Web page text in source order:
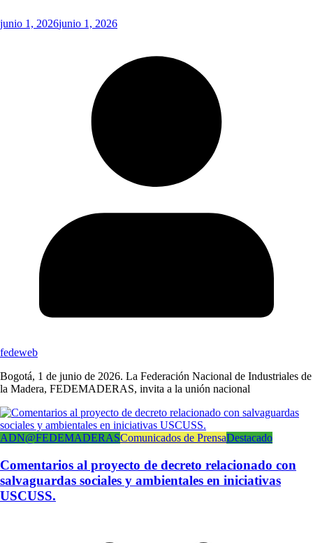
junio 1, 2026junio 1, 2026
fedeweb
Bogotá, 1 de junio de 2026. La Federación Nacional de Industriales de
la Madera, FEDEMADERAS, invita a la unión nacional
ADN@FEDEMADERASComunicados de PrensaDestacado
Comentarios al proyecto de decreto relacionado con
salvaguardas sociales y ambientales en iniciativas
USCUSS.